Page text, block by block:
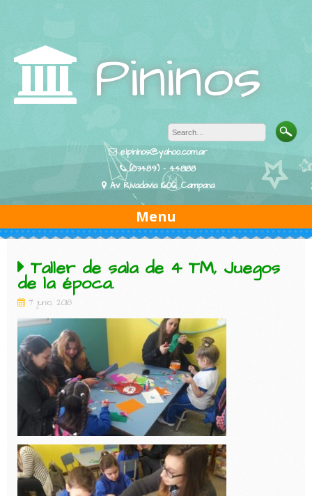
Pininos
eipininos@yahoo.com.ar
(03489) - 448188
Av Rivadavia 1606, Campana
Menu
Taller de sala de 4 TM, Juegos
de la época.
7 junio, 2018